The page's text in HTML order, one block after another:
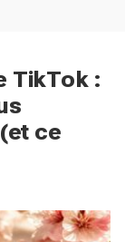
TikTok :
ce